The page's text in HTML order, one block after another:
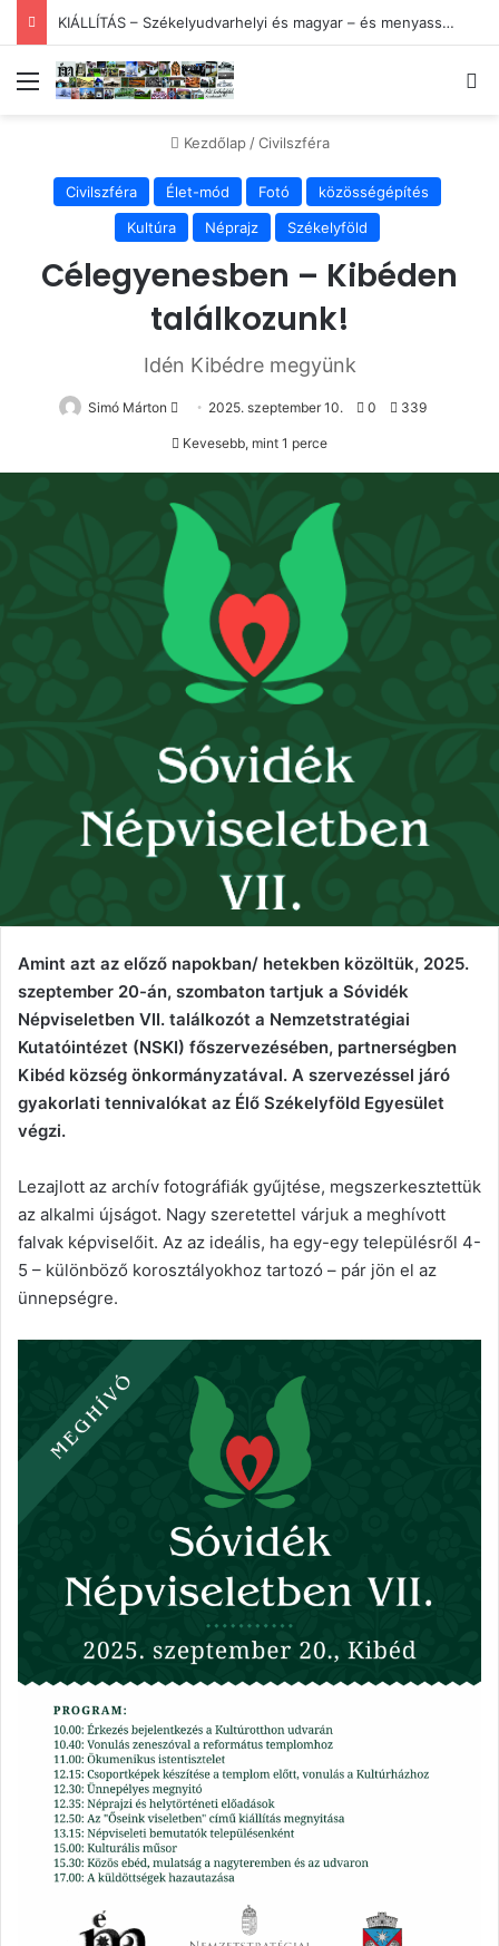
KIÁLLÍTÁS – Székelyudvarhelyi és magyar – és menyasszony
Menü
Kezdőlap / Civilszféra
Civilszféra Élet-mód Fotó
közösségépítés
Kultúra
Néprajz Székelyföld
Célegyenesben – Kibéden
találkozunk!
Idén Kibédre megyünk
Simó Márton
Send 2025. szeptember 10. 0 339
Kevesebb, mint 1 perce
Amint azt az előző napokban/ hetekben közöltük, 2025.
szeptember 20-án, szombaton tartjuk a Sóvidék
Népviseletben VII. találkozót a Nemzetstratégiai
Kutatóintézet (NSKI) főszervezésében, partnerségben
Kibéd község önkormányzatával. A szervezéssel járó
gyakorlati tennivalókat az Élő Székelyföld Egyesület
végzi.
Lezajlott az archív fotográfiák gyűjtése, megszerkesztettük
az alkalmi újságot. Nagy szeretettel várjuk a meghívott
falvak képviselőit. Az az ideális, ha egy-egy településről 4-
5 – különböző korosztályokhoz tartozó – pár jön el az
ünnepségre.